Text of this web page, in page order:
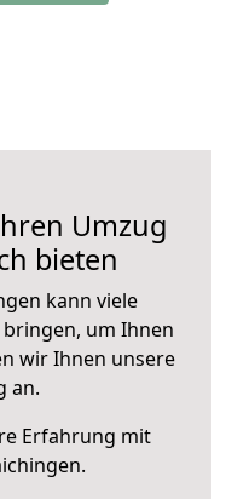
Umzug
bieten
kann viele
um Ihnen
wir Ihnen unsere
an.
Erfahrung mit
.